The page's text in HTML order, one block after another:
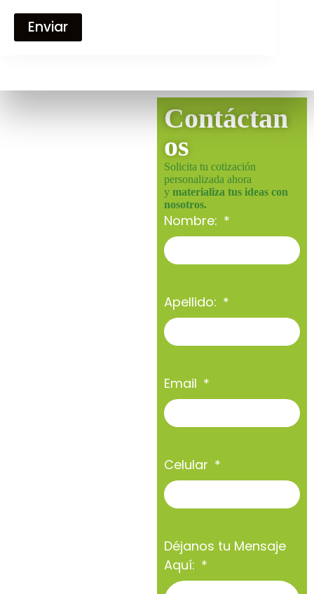
Enviar
Contáctan
os
Solicita tu cotización
personalizada ahora
y materializa tus ideas con
nosotros.
Nombre:
Apellido:
Email
Celular
Déjanos tu Mensaje
Aquí: